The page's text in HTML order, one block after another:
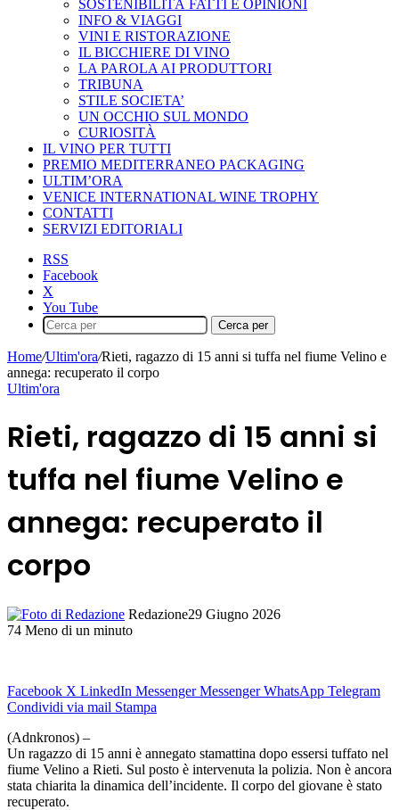
SOSTENIBILITÀ FATTI E OPINIONI
INFO & VIAGGI
VINI E RISTORAZIONE
IL BICCHIERE DI VINO
LA PAROLA AI PRODUTTORI
TRIBUNA
STILE SOCIETA’
UN OCCHIO SUL MONDO
CURIOSITÀ
IL VINO PER TUTTI
PREMIO MEDITERRANEO PACKAGING
ULTIM’ORA
VENICE INTERNATIONAL WINE TROPHY
CONTATTI
SERVIZI EDITORIALI
RSS
Facebook
X
You Tube
Cerca per
Home/Ultim'ora/Rieti, ragazzo di 15 anni si tuffa nel fiume Velino e
annega: recuperato il corpo
Ultim'ora
Rieti, ragazzo di 15 anni si
tuffa nel fiume Velino e
annega: recuperato il
corpo
Redazione29 Giugno 2026
74 Meno di un minuto
Facebook X LinkedIn Messenger Messenger WhatsApp Telegram
Condividi via mail Stampa
(Adnkronos) –
Un ragazzo di 15 anni è annegato stamattina dopo essersi tuffato nel
fiume Velino a Rieti. Sul posto è intervenuta la polizia. Non è ancora
stata chiarita la dinamica dell’incidente. Il corpo del giovane è stato
recuperato.